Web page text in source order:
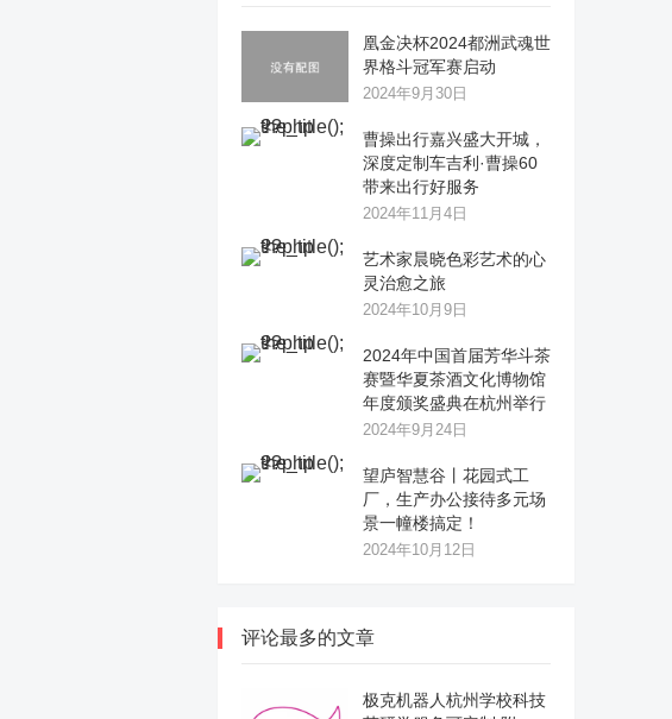
凰金决杯2024都洲武魂世
界格斗冠军赛启动
2024年9月30日
曹操出行嘉兴盛大开城，
深度定制车吉利·曹操60
带来出行好服务
2024年11月4日
艺术家晨晓色彩艺术的心
灵治愈之旅
2024年10月9日
2024年中国首届芳华斗茶
赛暨华夏茶酒文化博物馆
年度颁奖盛典在杭州举行
2024年9月24日
望庐智慧谷丨花园式工
厂，生产办公接待多元场
景一幢楼搞定！
2024年10月12日
评论最多的文章
极克机器人杭州学校科技